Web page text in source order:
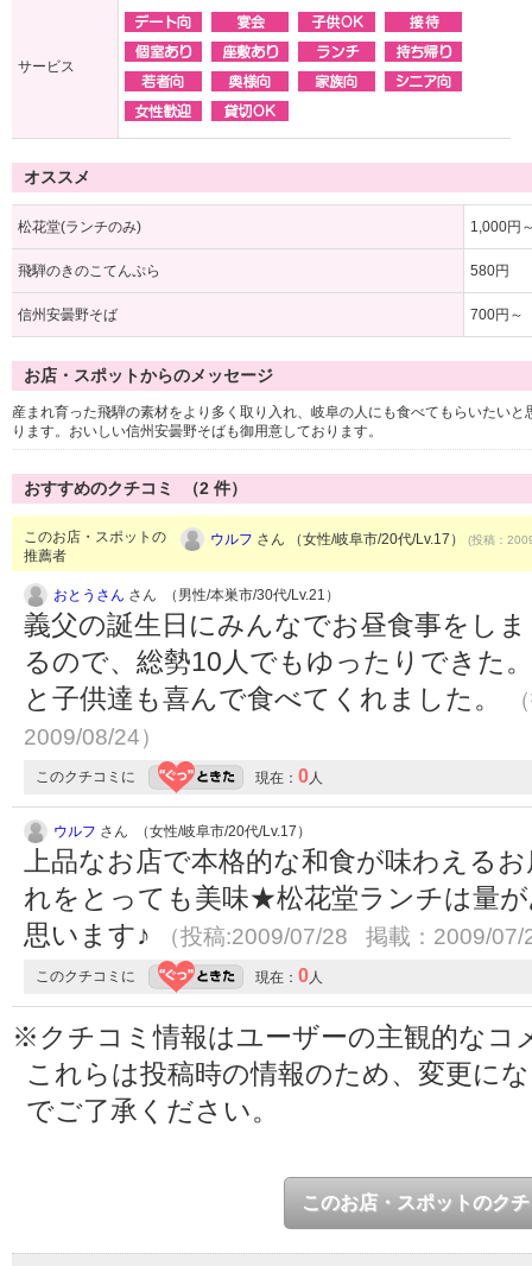
サービス
オススメ
松花堂(ランチのみ) 1,000円
飛騨のきのこてんぷら 580円
信州安曇野そば 700円～
お店・スポットからのメッセージ
産まれ育った飛騨の素材をより多く取り入れ、岐阜の人にも食べてもらいたい
ります。おいしい信州安曇野そばも御用意しております。
おすすめのクチコミ （2 件）
このお店・スポットの
推薦者
ウルフ さん （女性/岐阜市/20代/Lv.17） (投稿：
おとうさん さん （男性/本巣市/30代/Lv.21）
義父の誕生日にみんなでお昼食事をし
るので、総勢10人でもゆったりできた
と子供達も喜んで食べてくれました。
2009/08/24）
このクチコミに 現在： 0人
ウルフ さん （女性/岐阜市/20代/Lv.17）
上品なお店で本格的な和食が味わえる
れをとっても美味★松花堂ランチは量
思います♪
（投稿:2009/07/28 掲載：2009/07/
このクチコミに 現在： 0人
※クチコミ情報はユーザーの主観的なコ
これらは投稿時の情報のため、変更に
でご了承ください。
このお店・スポットのク